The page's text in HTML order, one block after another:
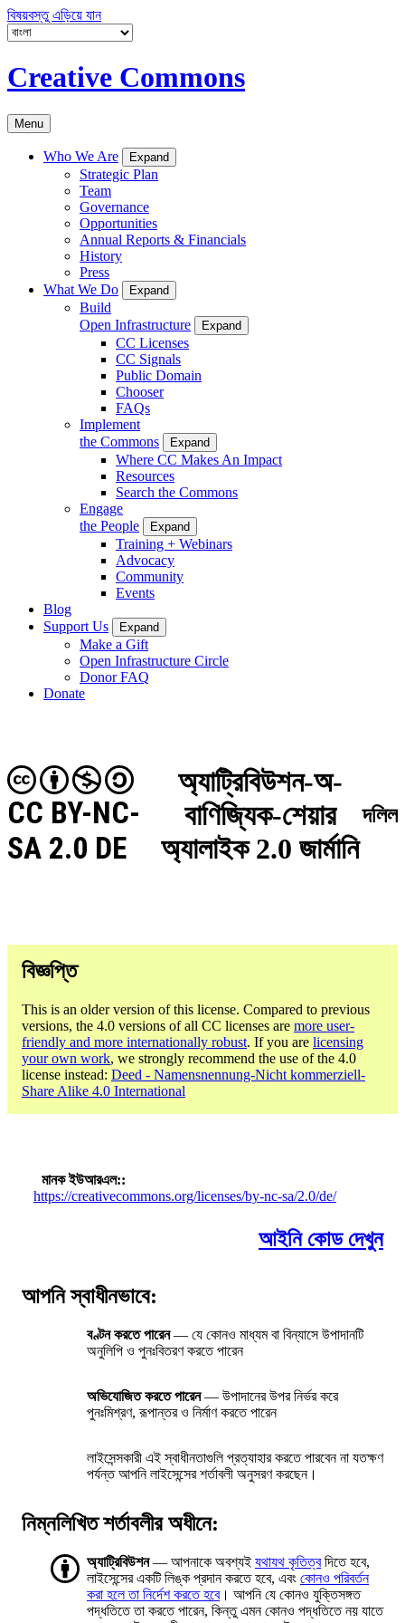
বিষয়বস্তু এড়িয়ে যান
Creative Commons
Menu
Who We Are Expand
Strategic Plan
Team
Governance
Opportunities
Annual Reports & Financials
History
Press
What We Do
Expand
Build
Open Infrastructure
Expand
CC Licenses
CC Signals
Public Domain
Chooser
FAQs
Implement
the Commons
Expand
Where CC Makes An Impact
Resources
Search the Commons
Engage
the People
Expand
Training + Webinars
Advocacy
Community
Events
Blog
Support Us
Expand
Make a Gift
Open Infrastructure Circle
Donor FAQ
Donate
অ্যাট্রিবিউশন-অ-
বাণিজ্যিক-শেয়ার
অ্যালাইক 2.0 জার্মানি
CC BY-NC-
SA 2.0 DE
দলিল
বিজ্ঞপ্তি
This is an older version of this license. Compared to previous
versions, the 4.0 versions of all CC licenses are more user-
friendly and more internationally robust. If you are licensing
your own work, we strongly recommend the use of the 4.0
license instead: Deed - Namensnennung-Nicht kommerziell-
Share Alike 4.0 International
মানক ইউআরএল:
https://creativecommons.org/licenses/by-nc-sa/2.0/de/
আইনি কোড দেখুন
আপনি স্বাধীনভাবে:
বণ্টন করতে পারেন— যে কোনও মাধ্যম বা বিন্যাসে উপাদানটি
অনুলিপি ও পুনঃবিতরণ করতে পারেন
অভিযোজিত করতে পারেন— উপাদানের উপর নির্ভর করে
পুনঃমিশ্রণ, রূপান্তর ও নির্মাণ করতে পারেন
লাইসেন্সকারী এই স্বাধীনতাগুলি প্রত্যাহার করতে পারবেন না যতক্ষণ
পর্যন্ত আপনি লাইসেন্সের শর্তাবলী অনুসরণ করছেন।
নিম্নলিখিত শর্তাবলীর অধীনে:
অ্যাট্রিবিউশন— আপনাকে অবশ্যই যথাযথ কৃতিত্বদিতে হবে,
লাইসেন্সের একটি লিঙ্ক প্রদান করতে হবে, এবং কোনও পরিবর্তন
করা হলে তা নির্দেশ করতে হবে। আপনি যে কোনও যুক্তিসঙ্গত
পদ্ধতিতে তা করতে পারেন, কিন্তু এমন কোনও পদ্ধতিতে নয় যাতে